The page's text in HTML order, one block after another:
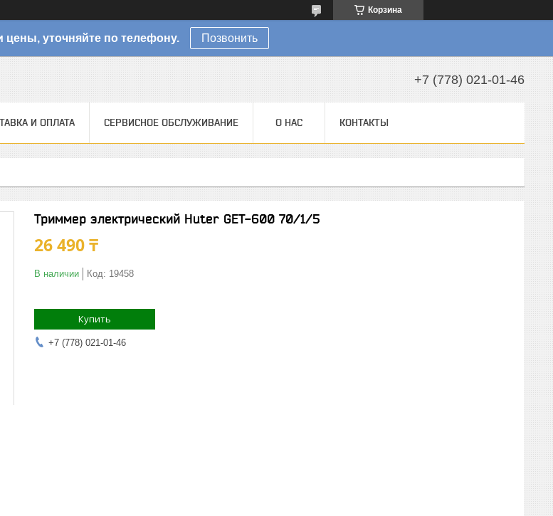
Корзина
цены, уточняйте по телефону. Позвонить
+7 (778) 021-01-46
И ОПЛАТА СЕРВИСНОЕ ОБСЛУЖИВАНИЕ О НАС КОНТАКТЫ
Триммер электрический Huter GЕТ-600 70/1/5
26 490 ₸
В наличии Код: 19458
Купить
+7 (778) 021-01-46